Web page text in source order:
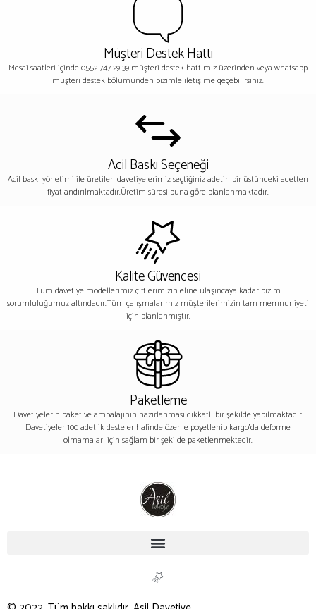
Müşteri Destek Hattı
Mesai saatleri içinde 0552 747 29 39 müşteri destek hattımız üzerinden veya whatsapp
müşteri destek bölümünden bizimle iletişime geçebilirsiniz.
Acil Baskı Seçeneği
Acil baskı yönetimi ile üretilen davetiyelerimiz seçtiğiniz adetin bir üstündeki adetten
fiyatlandırılmaktadır.Üretim süresi buna göre planlanmaktadır.
Kalite Güvencesi
Tüm davetiye modellerimiz çiftlerimizin eline ulaşıncaya kadar bizim
sorumluluğumuz altındadır.Tüm çalışmalarımız müşterilerimizin tam memnuniyeti
için planlanmıştır.
Paketleme
Davetiyelerin paket ve ambalajının hazırlanması dikkatli bir şekilde yapılmaktadır.
Davetiyeler 100 adetlik desteler halinde özenle poşetlenip kargo’da deforme
olmamaları için sağlam bir şekilde paketlenmektedir.